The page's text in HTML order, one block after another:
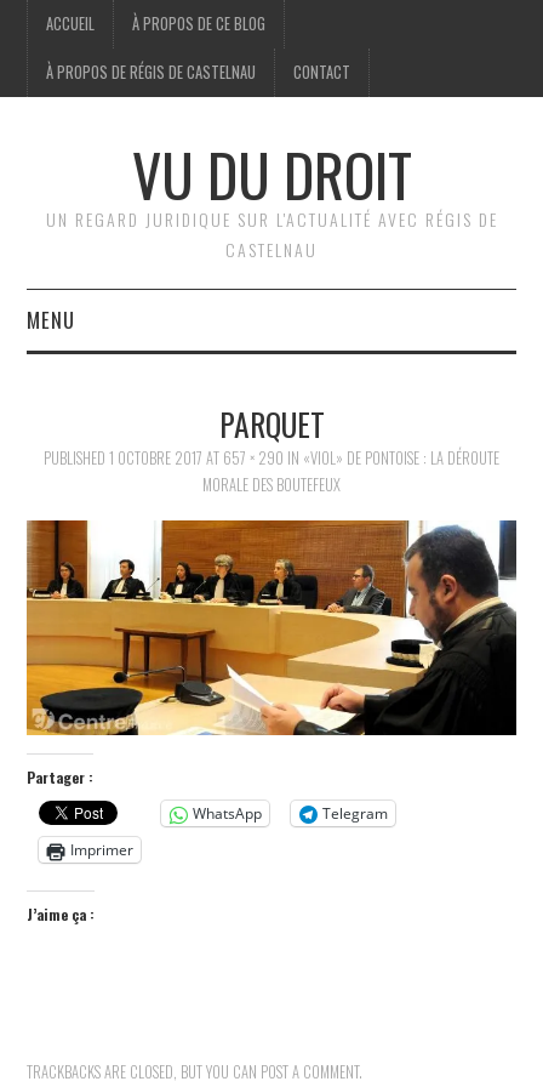
ACCUEIL À PROPOS DE CE BLOG
À PROPOS DE RÉGIS DE CASTELNAU CONTACT
VU DU DROIT
UN REGARD JURIDIQUE SUR L'ACTUALITÉ AVEC RÉGIS DE
CASTELNAU
MENU
POLITIQUE
HISTOIRE
CULTURE
SPORT
PARQUET
PUBLISHED 1 OCTOBRE 2017 AT 657 × 290 IN «VIOL» DE PONTOISE : LA DÉROUTE
MORALE DES BOUTEFEUX
Partager :
WhatsApp
Telegram
Imprimer
J’aime ça :
TRACKBACKS ARE CLOSED, BUT YOU CAN POST A COMMENT.